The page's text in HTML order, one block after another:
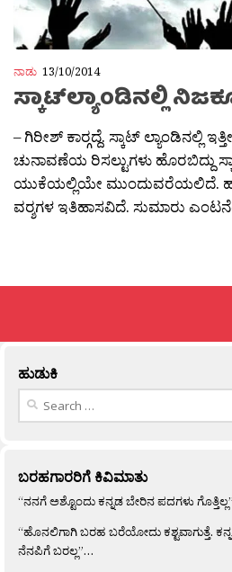
ನಾಡು 13/10/2014
ಸ್ಕಾಟ್‍ಲ್ಯಾಂಡಿನಲ್ಲಿ
– ಗಿರೀಶ್ ಕಾರ‍್ಗದ್ದೆ. ಸ್ಕಾಟ್ ಲ್ಯಾಂಡಿನಲ್ಲಿ
ಚುನಾವಣೆಯ ರಿಸಲ್ಟುಗಳು ಹೊರಬಿದ್ದು
ಯುಕೆಯಲ್ಲಿಯೇ ಮುಂದುವರೆಯಲಿದೆ.
ವರ‍್ಶಗಳ ಇತಿಹಾಸವಿದೆ. ಸುಮಾರು
ಹುಡುಕಿ
Search
ಬರಹಗಾರರಿಗೆ ಕಿವಿಮಾತು
“ನನಗೆ ಅಶ್ಟೊಂದು ಕನ್ನಡ ಬೇರಿನ ಪದಗಳು
“ಹೊನಲಿಗಾಗಿ ಬರಹ ಬರೆಯೋದು ಕಶ್ಟವಾಗುತ್ತೆ.
ನೆನಪಿಗೆ ಬರಲ್ಲ”…